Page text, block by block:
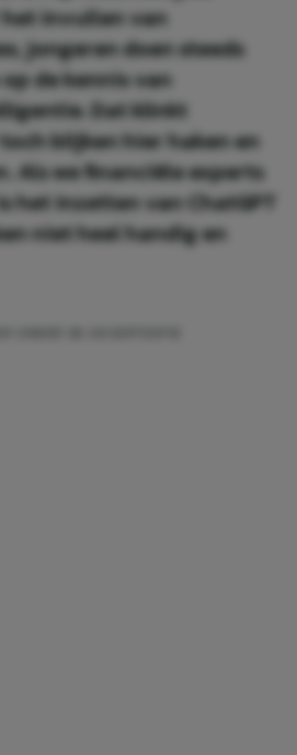
invullen van
jongeren doen steeds
de kennis van
Dat klinkt
blijken hier haken en
Als we financiële experts
het inzetten van ChatGPT
niet heel handig en